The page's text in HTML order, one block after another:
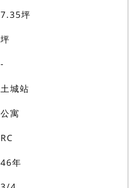
7.35坪
坪
-
土城站
公寓
RC
46年